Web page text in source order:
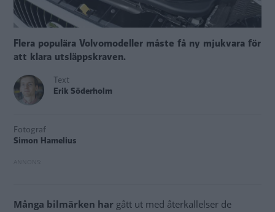
Flera populära Volvomodeller måste få ny mjukvara för
att klara utsläppskraven.
Text
Erik Söderholm
Fotograf
Simon Hamelius
Många bilmärken har gått ut med återkallelser de